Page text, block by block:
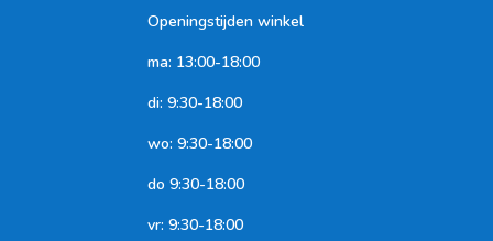
Openingstijden winkel
ma: 13:00-18:00
di: 9:30-18:00
wo: 9:30-18:00
do 9:30-18:00
vr: 9:30-18:00